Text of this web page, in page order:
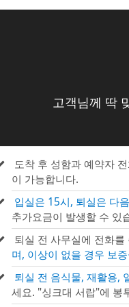
고객님께 딱
도착 후 성함과 예약자
이 가능합니다.
입실은 15시, 퇴실은 다
추가요금이 발생할 수 있
퇴실 전 사무실에 전화
며, 이상이 없을 경우 보
퇴실 전 음식물, 재활용,
세요. "싱크대 서랍"에 봉